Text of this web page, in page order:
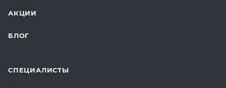
АКЦИИ
БЛОГ
СПЕЦИАЛИСТЫ